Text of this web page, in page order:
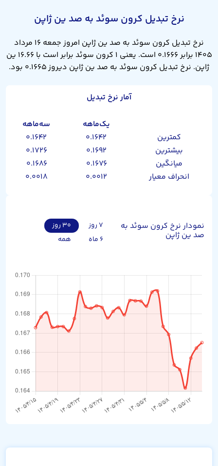
نرخ تبدیل کرون سوئد به صد ین ژاپن
نرخ تبدیل کرون سوئد به صد ین ژاپن امروز جمعه ۱۶ مرداد
۱۴۰۵ برابر ۰.۱۶۶۶ است. یعنی ۱ کرون سوئد برابر است با ۱۶.۶۶ ین
ژاپن. نرخ تبدیل کرون سوئد به صد ین ژاپن دیروز ۰.۱۶۶۵ بود.
آمار نرخ تبدیل
یک‌ماهه
سه‌ماهه
کمترین
۰.۱۶۴۲
۰.۱۶۴۲
بیشترین
۰.۱۶۹۲
۰.۱۷۲۶
میانگین
۰.۱۶۷۶
۰.۱۶۸۶
انحراف معیار
۰.۰۰۱۲ ۰.۰۰۱۸
نمودار نرخ کرون سوئد به
صد ین ژاپن
۷ روز
۳۰ روز
۶ ماه
همه